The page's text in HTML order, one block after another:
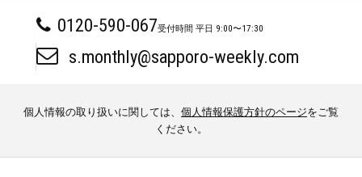
0120-­590-­067受付時間 平日 9:00〜17:30
s.monthly@sapporo-weekly.com
個人情報の取り扱いに関しては、 個人情報保護方針のページをご覧
ください。